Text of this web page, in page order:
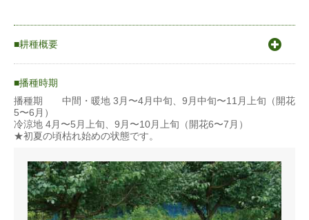
耕種概要
播種量 3〜5ｋｇ/10a 10a=1反＝1000平方メート
ル
播種時期
播種期 中間・暖地 3月〜4月中旬、9月中旬〜11月上旬（開花
5〜6月）
冷涼地 4月〜5月上旬、9月〜10月上旬（開花6〜7月）
★初夏の頃枯れ始めの状態です。